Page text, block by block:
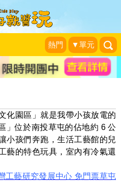
熱門 ▼單元
間，工藝七十從
灣工藝文化園區
化園區」就是我帶小孩放電的
」位於南投草屯的佔地約 6 公
小孩們奔跑，生活工藝館的兒
藝的特色玩具，室內有冷氣還
工藝研究發展中心 免門票草屯